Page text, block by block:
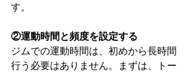
す。
②運動時間と頻度を設定する
ジムでの運動時間は、初めから長時間
行う必要はありません。まずは、トー